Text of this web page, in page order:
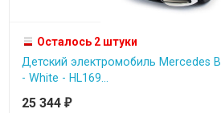
Осталось 2 штуки
Детский электромобиль Mercedes
- White - HL169...
25 344 ₽